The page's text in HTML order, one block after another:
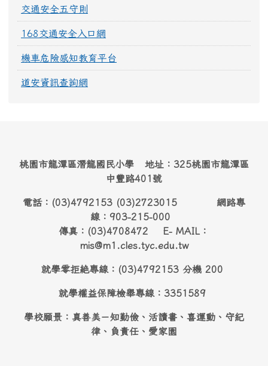
交通安全五守則
168交通安全入口網
機車危險感知教育平台
道安資訊查詢網
桃園市龍潭區潛龍國民小學 地址：325桃園市龍潭區
中豐路401號
電話：(03)4792153 (03)2723015 網路專
線：903-215-000
傳真：(03)4708472 E- MAIL：
mis@m1.cles.tyc.edu.tw
就學零拒絶專線：(03)4792153 分機 200
就學權益保障檢舉專線：3351589
學校願景：真善美－知勤儉、活讀書、喜運動、守紀
律、負責任、愛家園